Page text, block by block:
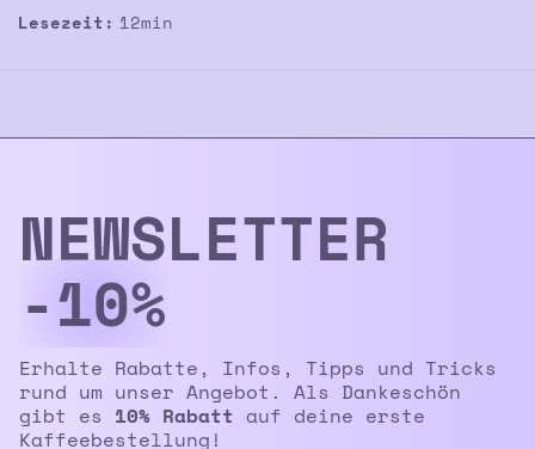
Lesezeit: 12min
NEWS­LETTER
-10%
Erhalte Rabatte, Infos, Tipps und Tricks
rund um unser Angebot. Als Dankeschön
gibt es 10% Rabatt auf deine erste
Kaffeebestellung!